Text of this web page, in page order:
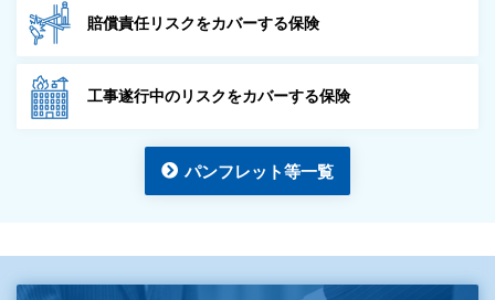
賠償責任リスクをカバーする保険
工事遂行中のリスクをカバーする保険
パンフレット等一覧